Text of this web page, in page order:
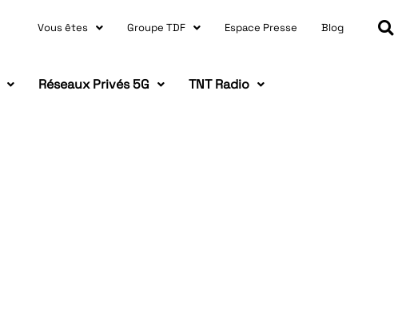
Vous êtes Groupe TDF Espace Presse Blog
Réseaux Privés 5G TNT Radio